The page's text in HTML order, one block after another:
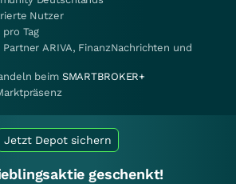
Nutzer
Tag
Partner ARIVA, FinanzNachrichten und
beim SMARTBROKER+
Jetzt Depot sichern
geschenkt!